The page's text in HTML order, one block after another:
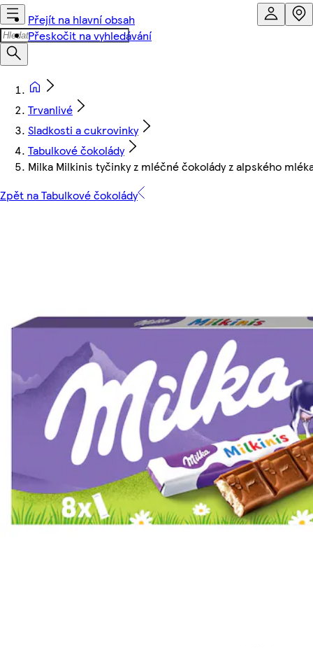
Přejít na hlavní obsah
Přeskočit na vyhledávání
Trvanlivé
Sladkosti a cukrovinky
Tabulkové čokolády
Milka Milkinis tyčinky z mléčné čokolády z alpského
Zpět na Tabulkové čokolády